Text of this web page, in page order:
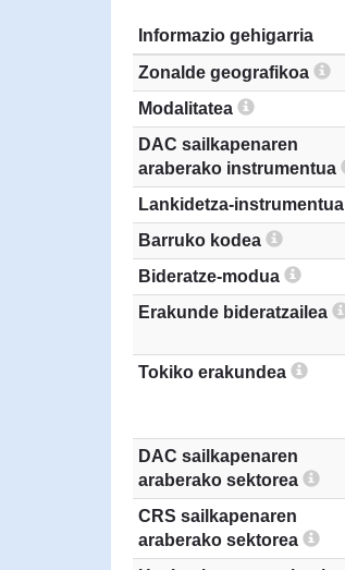
Informazio gehigarria
Zonalde geografikoa
Modalitatea
DAC sailkapenaren
araberako instrumentua
Lankidetza-instrumentua
Barruko kodea
Bideratze-modua
Erakunde bideratzailea
Tokiko erakundea
DAC sailkapenaren
araberako sektorea
CRS sailkapenaren
araberako sektorea